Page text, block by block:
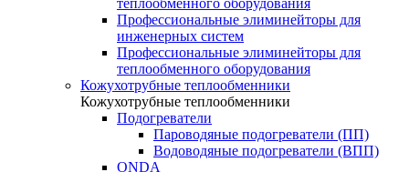
теплообменного оборудования
Профессиональные элиминейторы для
инженерных систем
Профессиональные элиминейторы для
теплообменного оборудования
Кожухотрубные теплообменники
Кожухотрубные теплообменники
Подогреватели
Пароводяные подогреватели (ПП)
Водоводяные подогреватели (ВПП)
ONDA